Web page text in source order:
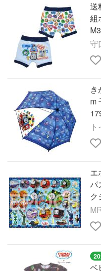
送
組
守
き
m
エ
パ
ク
ベ